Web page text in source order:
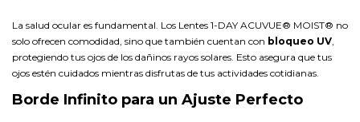
La salud ocular es fundamental. Los Lentes 1-DAY ACUVUE® MOIST® no
solo ofrecen comodidad, sino que también cuentan con bloqueo UV
protegiendo tus ojos de los dañinos rayos solares. Esto asegura que tus
ojos estén cuidados mientras disfrutas de tus actividades cotidianas.
Borde Infinito para un Ajuste Perfecto